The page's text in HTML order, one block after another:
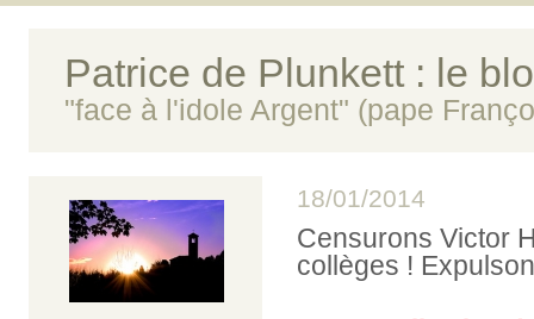
Patrice de Plunkett : le
"face à l'idole Argent" (pape
18/01/2014
Censurons Victor
collèges !